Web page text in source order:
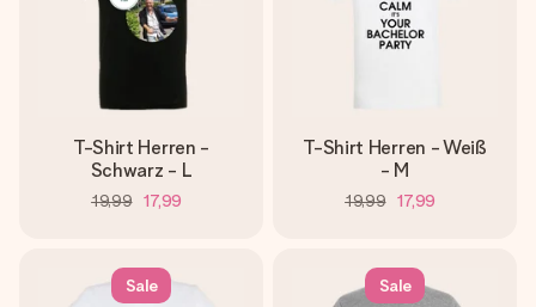
T-Shirt Herren -
Schwarz - L
19,99 17,99
T-Shirt Herren - Weiß
- M
19,99 17,99
Sale Sale